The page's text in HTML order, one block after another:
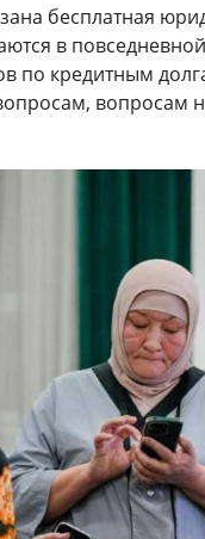
бесплатная
в
по кредитным
вопросам